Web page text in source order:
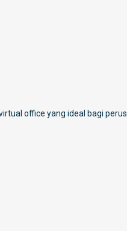
office yang ideal bagi